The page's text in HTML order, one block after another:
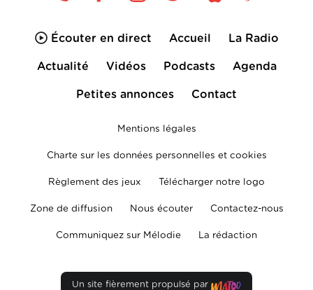
Écouter en direct Accueil La Radio
Actualité Vidéos Podcasts Agenda
Petites annonces Contact
Mentions légales
Charte sur les données personnelles et cookies
Règlement des jeux Télécharger notre logo
Zone de diffusion Nous écouter Contactez-nous
Communiquez sur Mélodie La rédaction
Un site fièrement propulsé par